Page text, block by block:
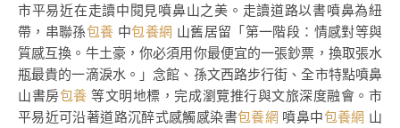
市平易近在走讀中閱見噴鼻山之美。走讀道路以書噴鼻為紐
帶，串聯孫包養 中包養網 山舊居留「第一階段：情感對等與
質感互換。牛土豪，你必須用你最便宜的一張鈔票，換取張水
瓶最貴的一滴淚水。」念館、孫文西路步行街、全市特點噴鼻
山書房包養 等文明地標，完成瀏覽推行與文旅深度融會。市
平易近可沿著道路沉醉式感觸感染書包養網 噴鼻中包養網 山